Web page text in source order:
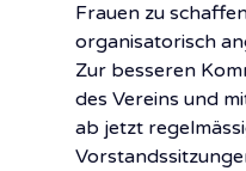
Frauen zu
organisatorisch
Zur besseren
des Vereins und
ab jetzt